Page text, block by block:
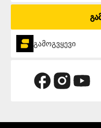
გამოგვყევი